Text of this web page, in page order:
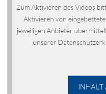
Zum Aktivieren des Videos
Aktivieren von
jeweiligen Anbieter
unserer
INHALT